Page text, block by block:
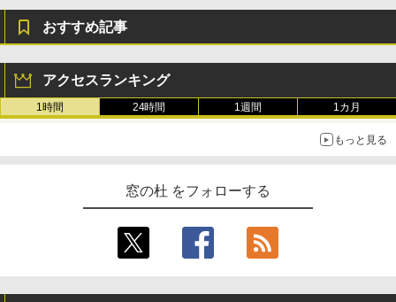
おすすめ記事
アクセスランキング
1時間 24時間 1週間 1カ月
もっと見る
窓の杜 をフォローする